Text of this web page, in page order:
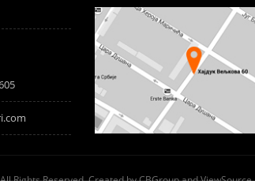
Rights Reserved. Created byCBGroupandViewSource.